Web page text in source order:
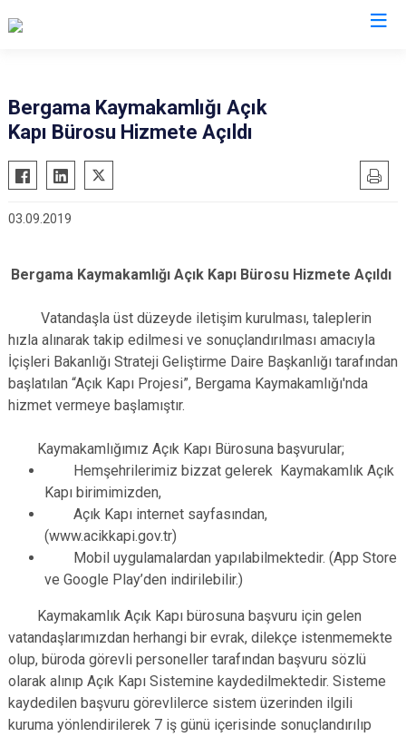
Aliağa
Balçova
Bergama
Bornova
Çeşme
Çiğli
Dikili
Foça
Kemalpaşa
Kınık
Kiraz
Konak
Menderes
Tire
Torbalı
Urla
Bayraklı
Karabağlar
Bergama Kaymakamlığı Açık
Kapı Bürosu Hizmete Açıldı
03.09.2019
Bergama Kaymakamlığı Açık Kapı Bürosu Hizmete Açıldı
Vatandaşla üst düzeyde iletişim kurulması, taleplerin
hızla alınarak takip edilmesi ve sonuçlandırılması amacıyla
İçişleri Bakanlığı Strateji Geliştirme Daire Başkanlığı tarafından
başlatılan “Açık Kapı Projesi”, Bergama Kaymakamlığı'nda
hizmet vermeye başlamıştır.
Kaymakamlığımız Açık Kapı Bürosuna başvurular;
Hemşehrilerimiz bizzat gelerek Kaymakamlık Açık
Kapı birimimizden,
Açık Kapı internet sayfasından,
(www.acikkapi.gov.tr)
Mobil uygulamalardan yapılabilmektedir. (App Store
ve Google Play’den indirilebilir.)
Kaymakamlık Açık Kapı bürosuna başvuru için gelen
vatandaşlarımızdan herhangi bir evrak, dilekçe istenmemekte
olup, büroda görevli personeller tarafından başvuru sözlü
olarak alınıp Açık Kapı Sistemine kaydedilmektedir. Sisteme
kaydedilen başvuru görevlilerce sistem üzerinden ilgili
kuruma yönlendirilerek 7 iş günü içerisinde sonuçlandırılıp